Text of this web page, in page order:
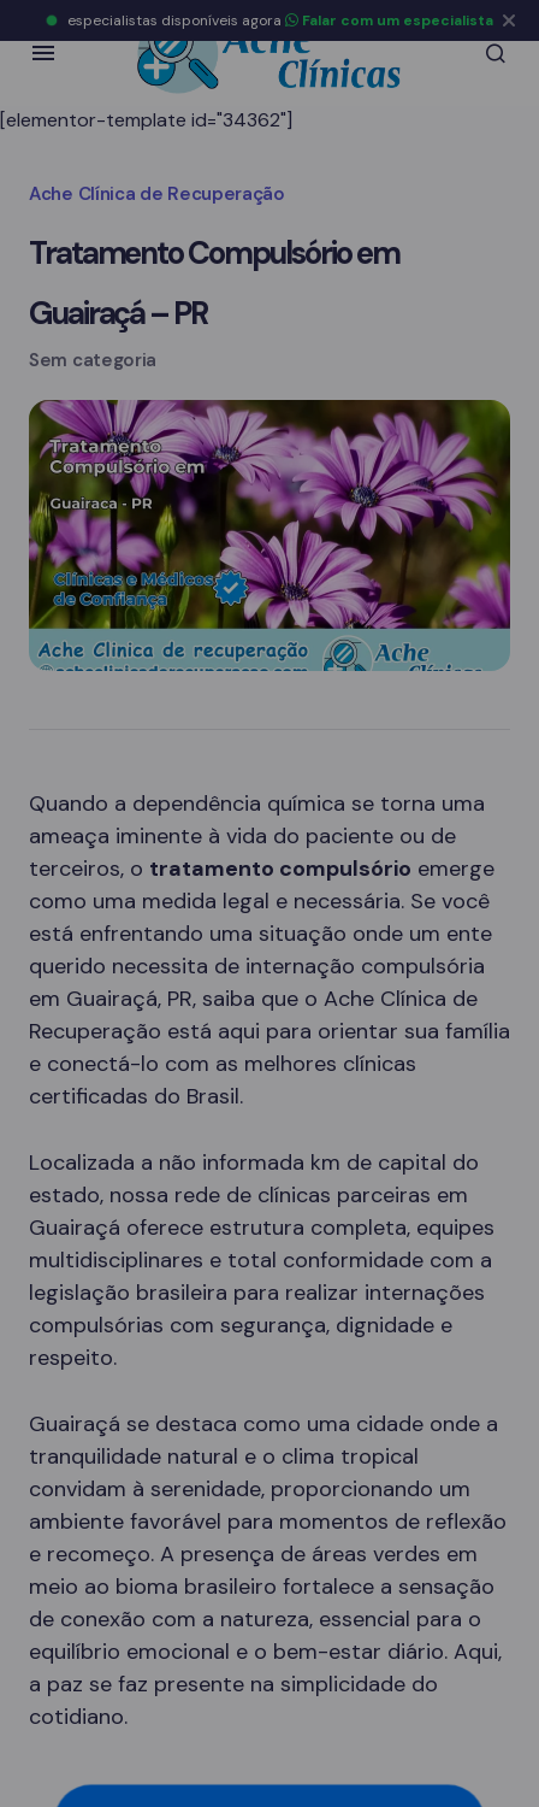
[elementor-template id="34362"]
Ache Clínica de Recuperação
Tratamento Compulsório em
Guairaçá – PR
Sem categoria
Quando a dependência química se torna uma
ameaça iminente à vida do paciente ou de
terceiros, o tratamento compulsório emerge
como uma medida legal e necessária. Se você
está enfrentando uma situação onde um ente
querido necessita de internação compulsória
em Guairaçá, PR, saiba que o Ache Clínica de
Recuperação está aqui para orientar sua família
e conectá-lo com as melhores clínicas
certificadas do Brasil.
Localizada a não informada km de capital do
estado, nossa rede de clínicas parceiras em
Guairaçá oferece estrutura completa, equipes
multidisciplinares e total conformidade com a
legislação brasileira para realizar internações
compulsórias com segurança, dignidade e
respeito.
Guairaçá se destaca como uma cidade onde a
tranquilidade natural e o clima tropical
convidam à serenidade, proporcionando um
ambiente favorável para momentos de reflexão
e recomeço. A presença de áreas verdes em
meio ao bioma brasileiro fortalece a sensação
de conexão com a natureza, essencial para o
equilíbrio emocional e o bem-estar diário. Aqui,
a paz se faz presente na simplicidade do
cotidiano.
especialistas disponíveis agora Falar com um especialista